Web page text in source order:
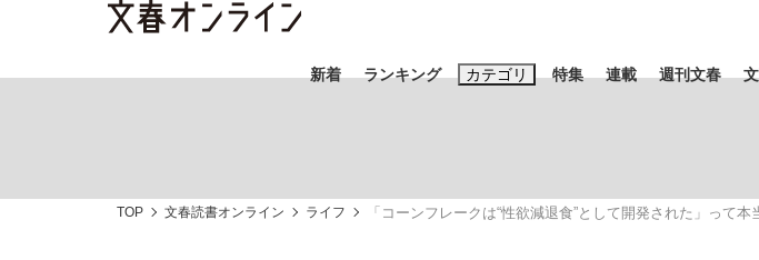
新着 ランキング カテゴリ 特集 連載 週刊文春
おすすめのキーワードタグ一覧
TOP 文春読書オンライン ライフ 「コーンフレークは“性欲減退食”として開発された」って